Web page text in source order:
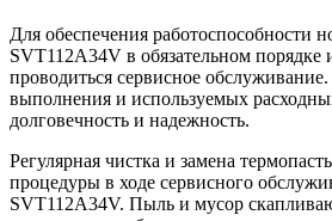
Для обеспечения работоспособности
SVT112A34V в обязательном
проводиться сервисное обслуживание.
выполнения и используемых
долговечность и надежность.
Регулярная чистка и замена
процедуры в ходе сервисного
SVT112A34V. Пыль и мусор